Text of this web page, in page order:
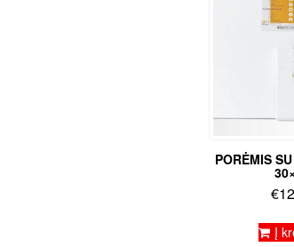
PORĖMIS
€
Į